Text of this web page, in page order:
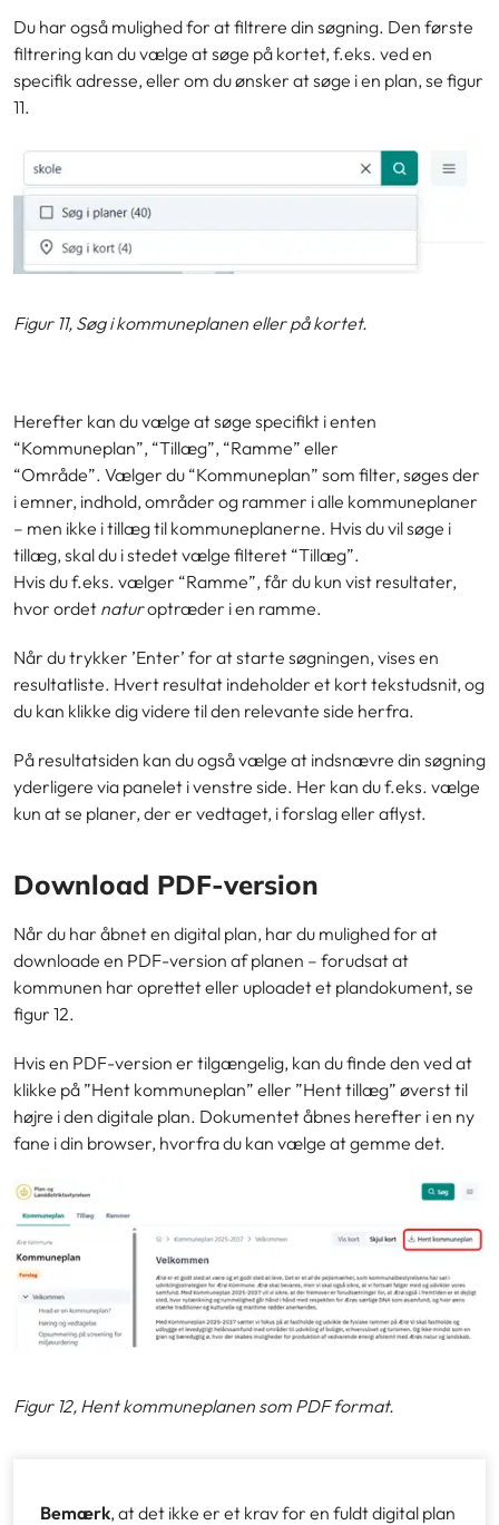
Du har også mulighed for at filtrere din søgning. Den første
filtrering kan du vælge at søge på kortet, f.eks. ved en
specifik adresse, eller om du ønsker at søge i en plan, se figur
11.
Figur 11, Søg i kommuneplanen eller på kortet.
Herefter kan du vælge at søge specifikt i enten
“Kommuneplan”, “Tillæg”, “Ramme” eller
“Område”. Vælger du “Kommuneplan” som filter, søges der
i emner, indhold, områder og rammer i alle kommuneplaner
– men ikke i tillæg til kommuneplanerne. Hvis du vil søge i
tillæg, skal du i stedet vælge filteret “Tillæg”.
Hvis du f.eks. vælger “Ramme”, får du kun vist resultater,
hvor ordet naturoptræder i en ramme.
Når du trykker ’Enter’ for at starte søgningen, vises en
resultatliste. Hvert resultat indeholder et kort tekstudsnit, og
du kan klikke dig videre til den relevante side herfra.
På resultatsiden kan du også vælge at indsnævre din søgning
yderligere via panelet i venstre side. Her kan du f.eks. vælge
kun at se planer, der er vedtaget, i forslag eller aflyst.
Download PDF-version
Når du har åbnet en digital plan, har du mulighed for at
downloade en PDF-version af planen – forudsat at
kommunen har oprettet eller uploadet et plandokument, se
figur 12.
Hvis en PDF-version er tilgængelig, kan du finde den ved at
klikke på ”Hent kommuneplan” eller ”Hent tillæg” øverst til
højre i den digitale plan. Dokumentet åbnes herefter i en ny
fane i din browser, hvorfra du kan vælge at gemme det.
Figur 12, Hent kommuneplanen som PDF format.
Bemærk, at det ikke er et krav for en fuldt digital plan